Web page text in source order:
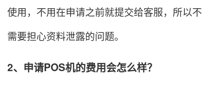
使用，不用在申请之前就提交给客服，所以不
需要担心资料泄露的问题。
2、申请POS机的费用会怎么样？